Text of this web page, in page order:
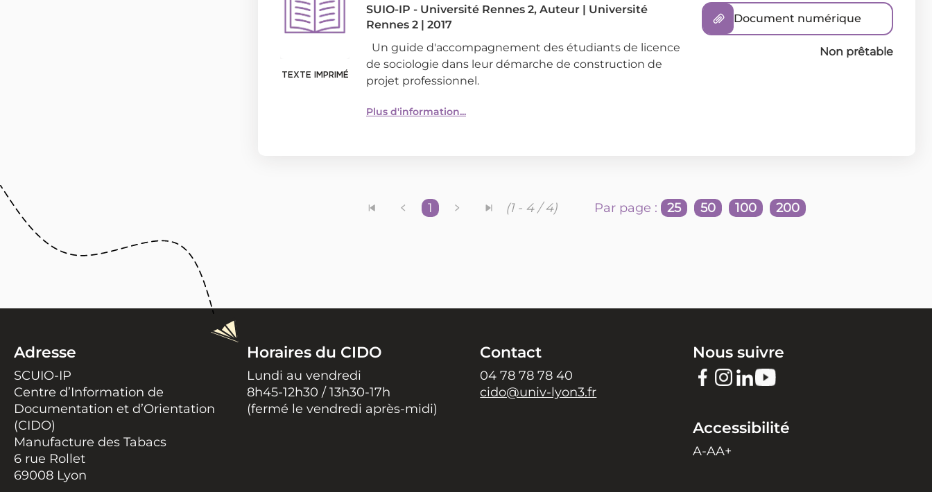
TEXTE IMPRIMÉ
SUIO-IP - Université Rennes 2, Auteur | Université
Rennes 2 | 2017
Un guide d'accompagnement des étudiants de licence
de sociologie dans leur démarche de construction de
projet professionnel.
Plus d'information...
Document numérique
Non prêtable
1 (1 - 4 / 4) Par page : 25 50 100 200
Adresse
SCUIO-IP
Centre d’Information de
Documentation et d’Orientation
(CIDO)
Manufacture des Tabacs
6 rue Rollet
69008 Lyon
Horaires du CIDO
Lundi au vendredi
8h45-12h30 / 13h30-17h
(fermé le vendredi après-midi)
Contact
04 78 78 78 40
cido@univ-lyon3.fr
Nous suivre
Accessibilité
A-AA+